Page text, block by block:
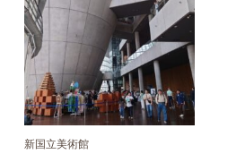
新国立美術館